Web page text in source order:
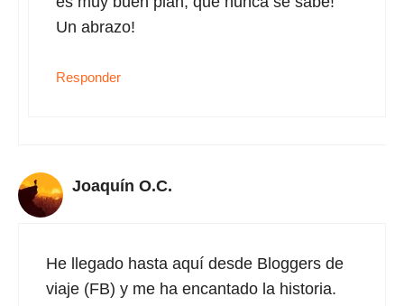
Un abrazo!
Responder
Joaquín O.C.
He llegado hasta aquí desde Bloggers de
viaje (FB) y me ha encantado la historia.